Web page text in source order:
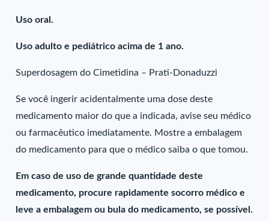
Uso oral.
Uso adulto e pediátrico acima de 1 ano.
Superdosagem do Cimetidina – Prati-Donaduzzi
Se você ingerir acidentalmente uma dose deste
medicamento maior do que a indicada, avise seu médico
ou farmacêutico imediatamente. Mostre a embalagem
do medicamento para que o médico saiba o que tomou.
Em caso de uso de grande quantidade deste
medicamento, procure rapidamente socorro médico e
leve a embalagem ou bula do medicamento, se possível.